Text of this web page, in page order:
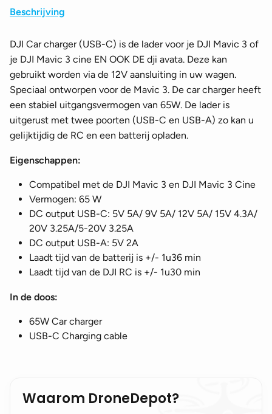
Beschrijving
DJI Car charger (USB-C) is de lader voor je DJI Mavic 3 of
je DJI Mavic 3 cine EN OOK DE dji avata. Deze kan
gebruikt worden via de 12V aansluiting in uw wagen.
Speciaal ontworpen voor de Mavic 3. De car charger heeft
een stabiel uitgangsvermogen van 65W. De lader is
uitgerust met twee poorten (USB-C en USB-A) zo kan u
gelijktijdig de RC en een batterij opladen.
Eigenschappen:
Compatibel met de DJI Mavic 3 en DJI Mavic 3 Cine
Vermogen: 65 W
DC output USB-C: 5V 5A/ 9V 5A/ 12V 5A/ 15V 4.3A/
20V 3.25A/5-20V 3.25A
DC output USB-A: 5V 2A
Laadt tijd van de batterij is +/- 1u36 min
Laadt tijd van de DJI RC is +/- 1u30 min
In de doos:
65W Car charger
USB-C Charging cable
Waarom DroneDepot?